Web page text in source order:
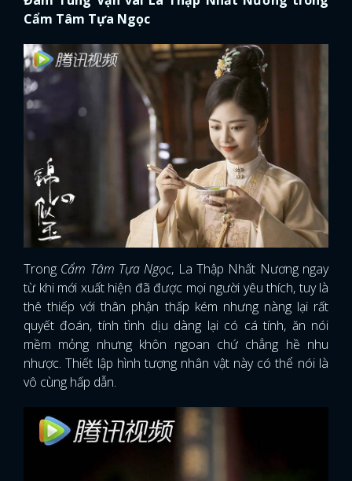
Cẩm Tâm Tựa Ngọc
Trong Cẩm Tâm Tựa Ngọc, La Thập Nhất Nương ngay
từ khi mới xuất hiện đã được mọi người yêu thích, tuy là
thê thiếp với thân phận thấp kém nhưng nàng lại rất
quyết đoán, tính tình dịu dàng lại có cá tính, ăn nói
mềm mỏng nhưng khôn ngoan chứ chẳng hề nhu
nhược. Thiết lập hình tượng nhân vật này có thể nói là
vô cùng hấp dẫn.